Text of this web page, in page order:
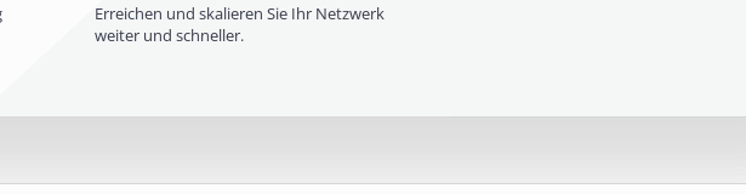
Erreichen und skalieren Sie Ihr Netzwerk
weiter und schneller.